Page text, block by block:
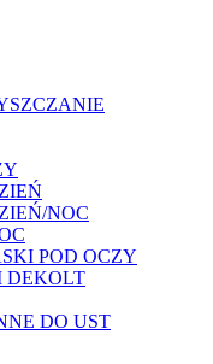
NOC
POD OCZY
DEKOLT
DO UST